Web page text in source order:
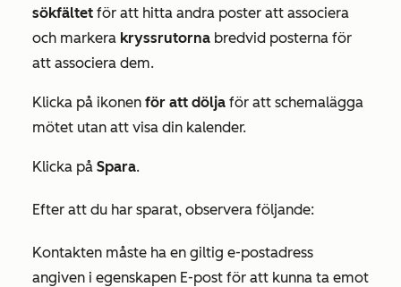
sökfältet för att hitta andra poster att associera
och markera kryssrutorna bredvid posterna för
att associera dem.
Klicka på ikonen för att dölja för att schemalägga
mötet utan att visa din kalender.
Klicka på Spara.
Efter att du har sparat, observera följande:
Kontakten måste ha en giltig e-postadress
angiven i egenskapen E-post för att kunna ta emot